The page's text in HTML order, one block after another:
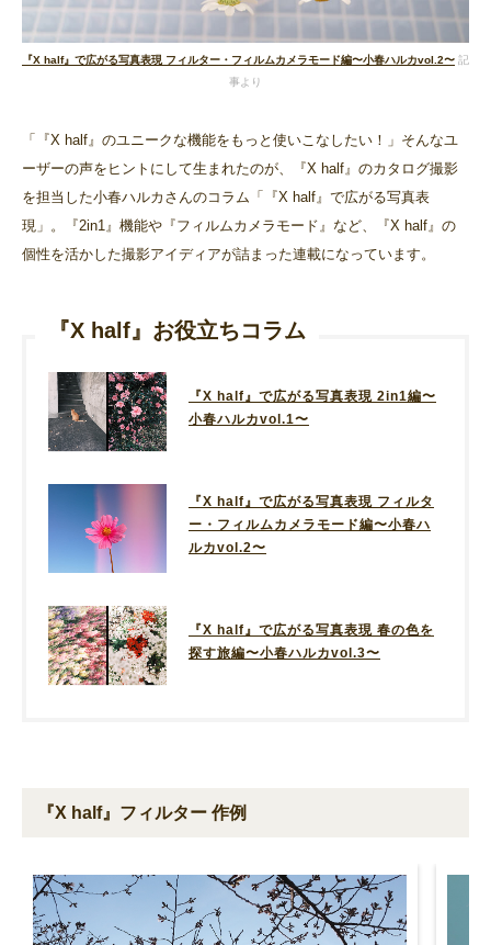
『X half』で広がる写真表現 フィルター・フィルムカメラモード編〜小春ハルカvol.2〜 記
事より
「『X half』のユニークな機能をもっと使いこなしたい！」そんなユ
ーザーの声をヒントにして生まれたのが、『X half』のカタログ撮影
を担当した小春ハルカさんのコラム「『X half』で広がる写真表
現」。『2in1』機能や『フィルムカメラモード』など、『X half』の
個性を活かした撮影アイディアが詰まった連載になっています。
『X half』お役立ちコラム
『X half』で広がる写真表現 2in1編〜
小春ハルカvol.1〜
『X half』で広がる写真表現 フィルタ
ー・フィルムカメラモード編〜小春ハ
ルカvol.2〜
『X half』で広がる写真表現 春の色を
探す旅編〜小春ハルカvol.3〜
『X half』フィルター 作例